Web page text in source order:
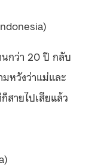
กว่า 20 ปี กลับ
หวังว่าแม่และ
สายไปเสียแล้ว